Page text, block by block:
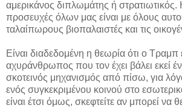
αμερικάνος διπλωμάτης ή στρατιωτικός.
προσευχές όλων μας είναι με όλους
ταλαίπωρους βιοπαλαιστές και τις
Είναι διαδεδομένη η θεωρία ότι ο Τραμπ
αχυράνθρωπος που τον έχει βάλει εκεί
σκοτεινός μηχανισμός από πίσω, για
ενός συγκεκριμένου κοινού στο
είναι έτσι όμως, σκεφτείτε αν μπορεί να